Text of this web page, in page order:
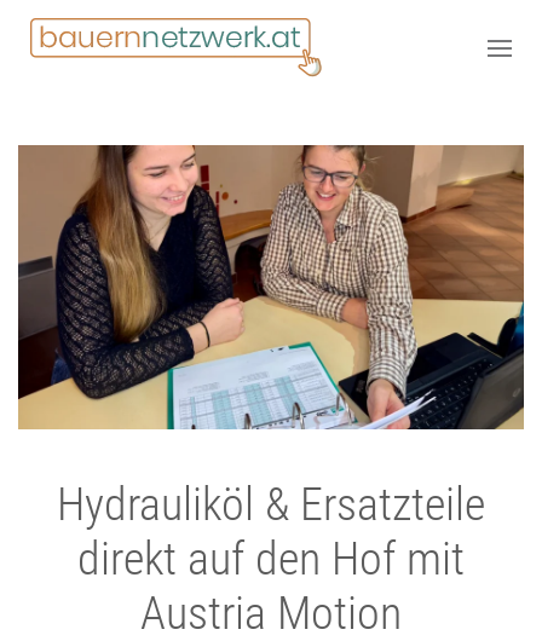
Hydrauliköl & Ersatzteile
direkt auf den Hof mit
Austria Motion